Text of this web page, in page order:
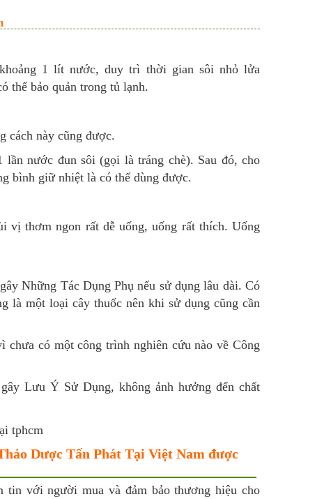
1 lít nước, duy trì thời gian sôi nhỏ lửa
thể bảo quản trong tủ lạnh.
cách này cũng được.
lần nước đun sôi (gọi là tráng chè). Sau đó, cho
bình giữ nhiệt là có thể dùng được.
vị thơm ngon rất dễ uống, uống rất thích. Uống
Những Tác Dụng Phụ nếu sử dụng lâu dài. Có
là một loại cây thuốc nên khi sử dụng cũng cần
có một công trình nghiên cứu nào về Công
Lưu Ý Sử Dụng, không ảnh hưởng đến chất
Dược Tấn Phát Tại Việt Nam được
tin với người mua và đảm bảo thương hiệu cho